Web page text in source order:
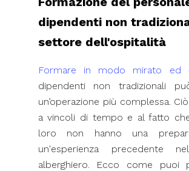
dipendenti non
settore dell'ospitalità
Formare in modo mirato ed
dipendenti non tradizionali
un’operazione più complessa.
a vincoli di tempo e al fatto
loro non hanno una
un'esperienza precedente
alberghiero. Ecco come puoi